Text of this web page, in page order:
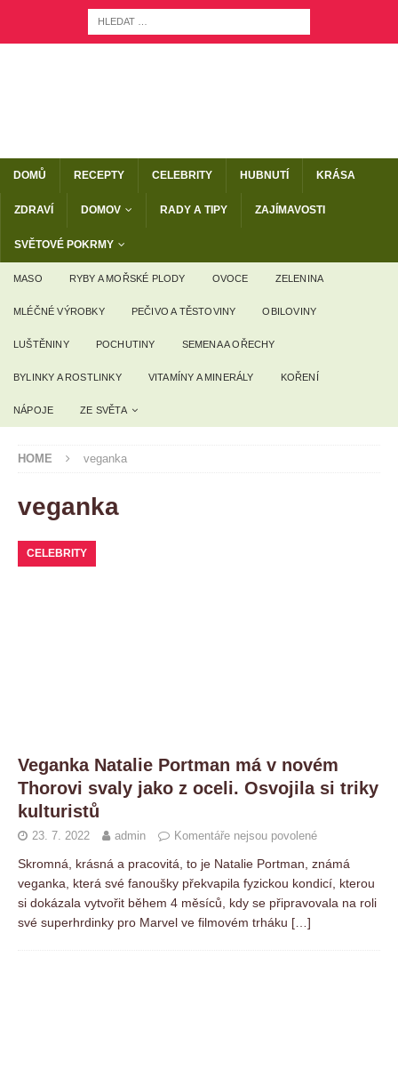
DOMŮ RECEPTY CELEBRITY HUBNUTÍ KRÁSA
ZDRAVÍ DOMOV RADY A TIPY ZAJÍMAVOSTI
SVĚTOVÉ POKRMY
MASO RYBY A MOŘSKÉ PLODY OVOCE ZELENINA
MLÉČNÉ VÝROBKY PEČIVO A TĚSTOVINY OBILOVINY
LUŠTĚNINY POCHUTINY SEMENA A OŘECHY
BYLINKY A ROSTLINKY VITAMÍNY A MINERÁLY KOŘENÍ
NÁPOJE ZE SVĚTA
HOME veganka
veganka
CELEBRITY
Veganka Natalie Portman má v novém
Thorovi svaly jako z oceli. Osvojila si triky
kulturistů
23. 7. 2022 admin Komentáře nejsou povolené
Skromná, krásná a pracovitá, to je Natalie Portman, známá
veganka, která své fanoušky překvapila fyzickou kondicí, kterou
si dokázala vytvořit během 4 měsíců, kdy se připravovala na roli
své superhrdinky pro Marvel ve filmovém trháku […]